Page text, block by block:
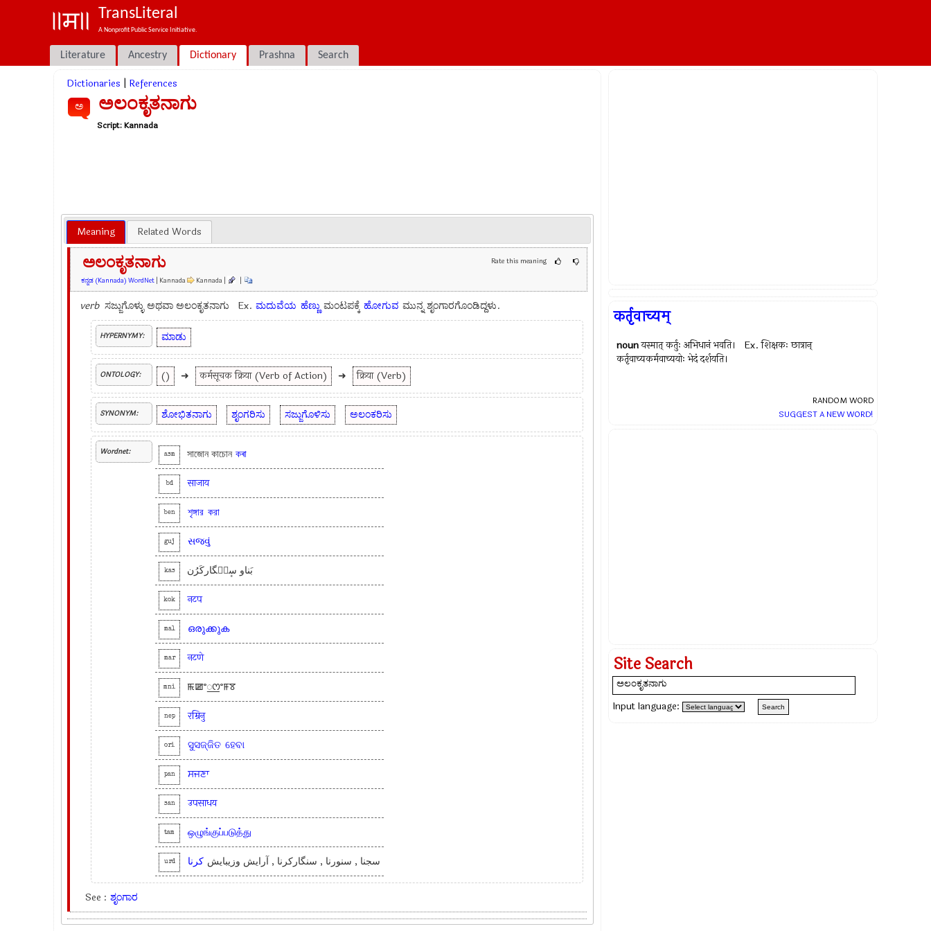
TransLiteral
A Nonprofit Public Service Initiative.
Literature Ancestry Dictionary Prashna Search
Dictionaries References
ಅ ಅಲಂಕೃತನಾಗು
Script:Kannada
Meaning Related Words
Rate this meaning
ಅಲಂಕೃತನಾಗು
ಕನ್ನಡ (Kannada) WordNet| Kannada Kannada | |
verb ಸಜ್ಜುಗೊಳ್ಳು ಅಥವಾ ಅಲಂಕೃತನಾಗು Ex. ಮದುವೆಯ ಹೆಣ್ಣು ಮಂಟಪಕ್ಕೆ ಹೋಗುವ ಮುನ್ನ ಶೃಂಗಾರಗೊಂಡಿದ್ದಳು.
HYPERNYMY: ಮಾಡು
ONTOLOGY: () ➜ कर्मसूचक क्रिया (Verb of Action) ➜ क्रिया (Verb)
SYNONYM: ಶೋಭಿತನಾಗು ಶೃಂಗರಿಸು ಸಜ್ಜುಗೊಳಿಸು ಅಲಂಕರಿಸು
Wordnet: asm সাজোন কাচোনকৰা
bd साजाय
ben শৃঙ্গার করা
guj સજવું
kas بَناو سٕنٛگارکَرُن
kok नटप
mal ഒരുക്കുക
mar नटणे
mni ꯃꯀꯦ꯭ꯁꯦꯝꯕ
nep रम्रिनु
ori ସୁସଜ୍ଜିତ ହେବା
pan ਸਜਣਾ
san उपसाधय
tam ஒழுங்குப்படுத்து
urd سجنا , سنورنا , سنگارکرنا , آرایش وزیبایش کرنا
See : ಶೃಂಗಾರ
कर्तृवाच्यम्
nounयस्मात् कर्तुः अभिधानं भवति। Ex.शिक्षकः छात्रान्
कर्तृवाच्यकर्मवाच्ययोः भेदं दर्शयति।
RANDOM WORD
SUGGEST A NEW WORD!
Site Search
Input language: